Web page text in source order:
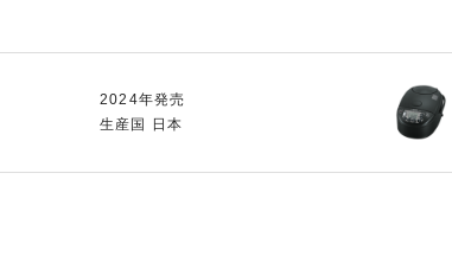
2024年発売
生産国 日本